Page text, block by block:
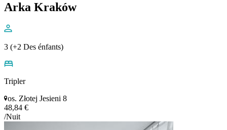
Arka Kraków
3 (+2 Des énfants)
Tripler
os. Złotej Jesieni 8
48,84 €
/Nuit